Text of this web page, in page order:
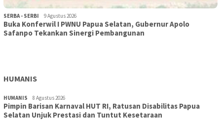
SERBA - SERBI 9 Agustus 2026
Buka Konferwil I PWNU Papua Selatan, Gubernur Apolo
Safanpo Tekankan Sinergi Pembangunan
TOPIK 9 Agustus 2026
Konferwil I PWNU Papua Selatan Resmi Digelar, Siapkan
HUMANIS
HUMANIS 8 Agustus 2026
Pimpin Barisan Karnaval HUT RI, Ratusan Disabilitas Papua
Selatan Unjuk Prestasi dan Tuntut Kesetaraan